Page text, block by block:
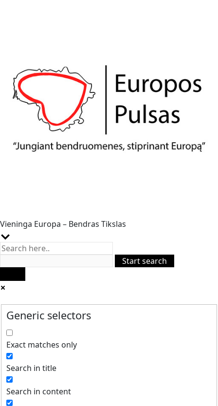
Vieninga Europa – Bendras Tikslas
Generic selectors
Exact matches only
Search in title
Search in content